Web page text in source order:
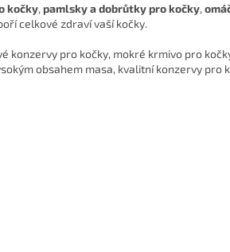
kočky, pamlsky a dobrůtky pro kočky,
celkové zdraví vaší kočky.
konzervy pro kočky, mokré krmivo pro
obsahem masa, kvalitní konzervy pro